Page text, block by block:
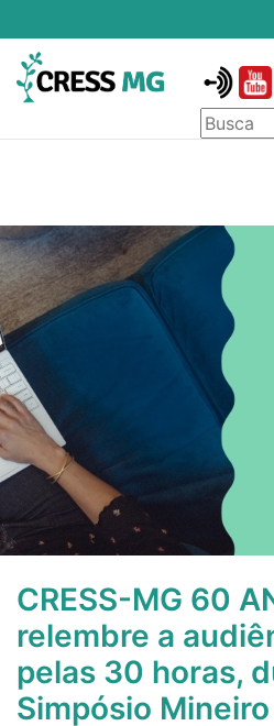
CRESS-MG 60
relembre a
pelas 30 horas,
Simpósio